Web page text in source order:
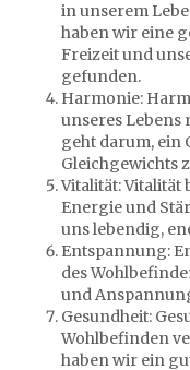
in unserem
haben wir eine
Freizeit und
gefunden.
Harmonie:
unseres Lebens
geht darum, ein
Gleichgewichts
Vitalität: Vitalität
Energie und
uns lebendig,
Entspannung:
des
und
Gesundheit:
Wohlbefinden
haben wir ein